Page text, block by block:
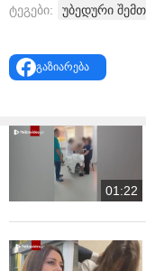
გადასასვლელში
წონასწორობა
მიყენებული
ინფორმაციას
ავრცელებს.
შემთხვევის
საპატრულო
სამედიცინო
მართვის
ტეგები: უბედური
გაზიარება
01:22